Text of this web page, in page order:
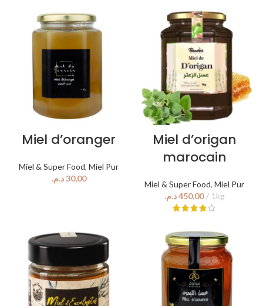
Miel d’oranger
Miel & Super Food, Miel Pur
د.م.
Miel d’origan
marocain
Miel & Super Food, Miel Pur
د.م.